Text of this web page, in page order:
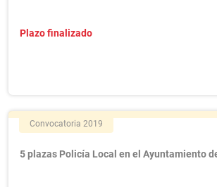
Plazo finalizado
Convocatoria 2019
5 plazas Policía Local en el Ayuntamiento